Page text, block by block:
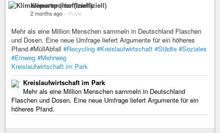
Klimareporter (Inoffiziell)
2 months ago – Public
Mehr als eine Million Menschen sammeln in Deutschland Flaschen
und Dosen. Eine neue Umfrage liefert Argumente für ein höheres
Pfand.#MüllAbfall #Recycling #Kreislaufwirtschaft #Städte #Soziales
#Einweg #Mehrweg
Kreislaufwirtschaft im Park
Kreislaufwirtschaft im Park
Mehr als eine Million Menschen sammeln in Deutschland
Flaschen und Dosen. Eine neue Umfrage liefert Argumente für ein
höheres Pfand.